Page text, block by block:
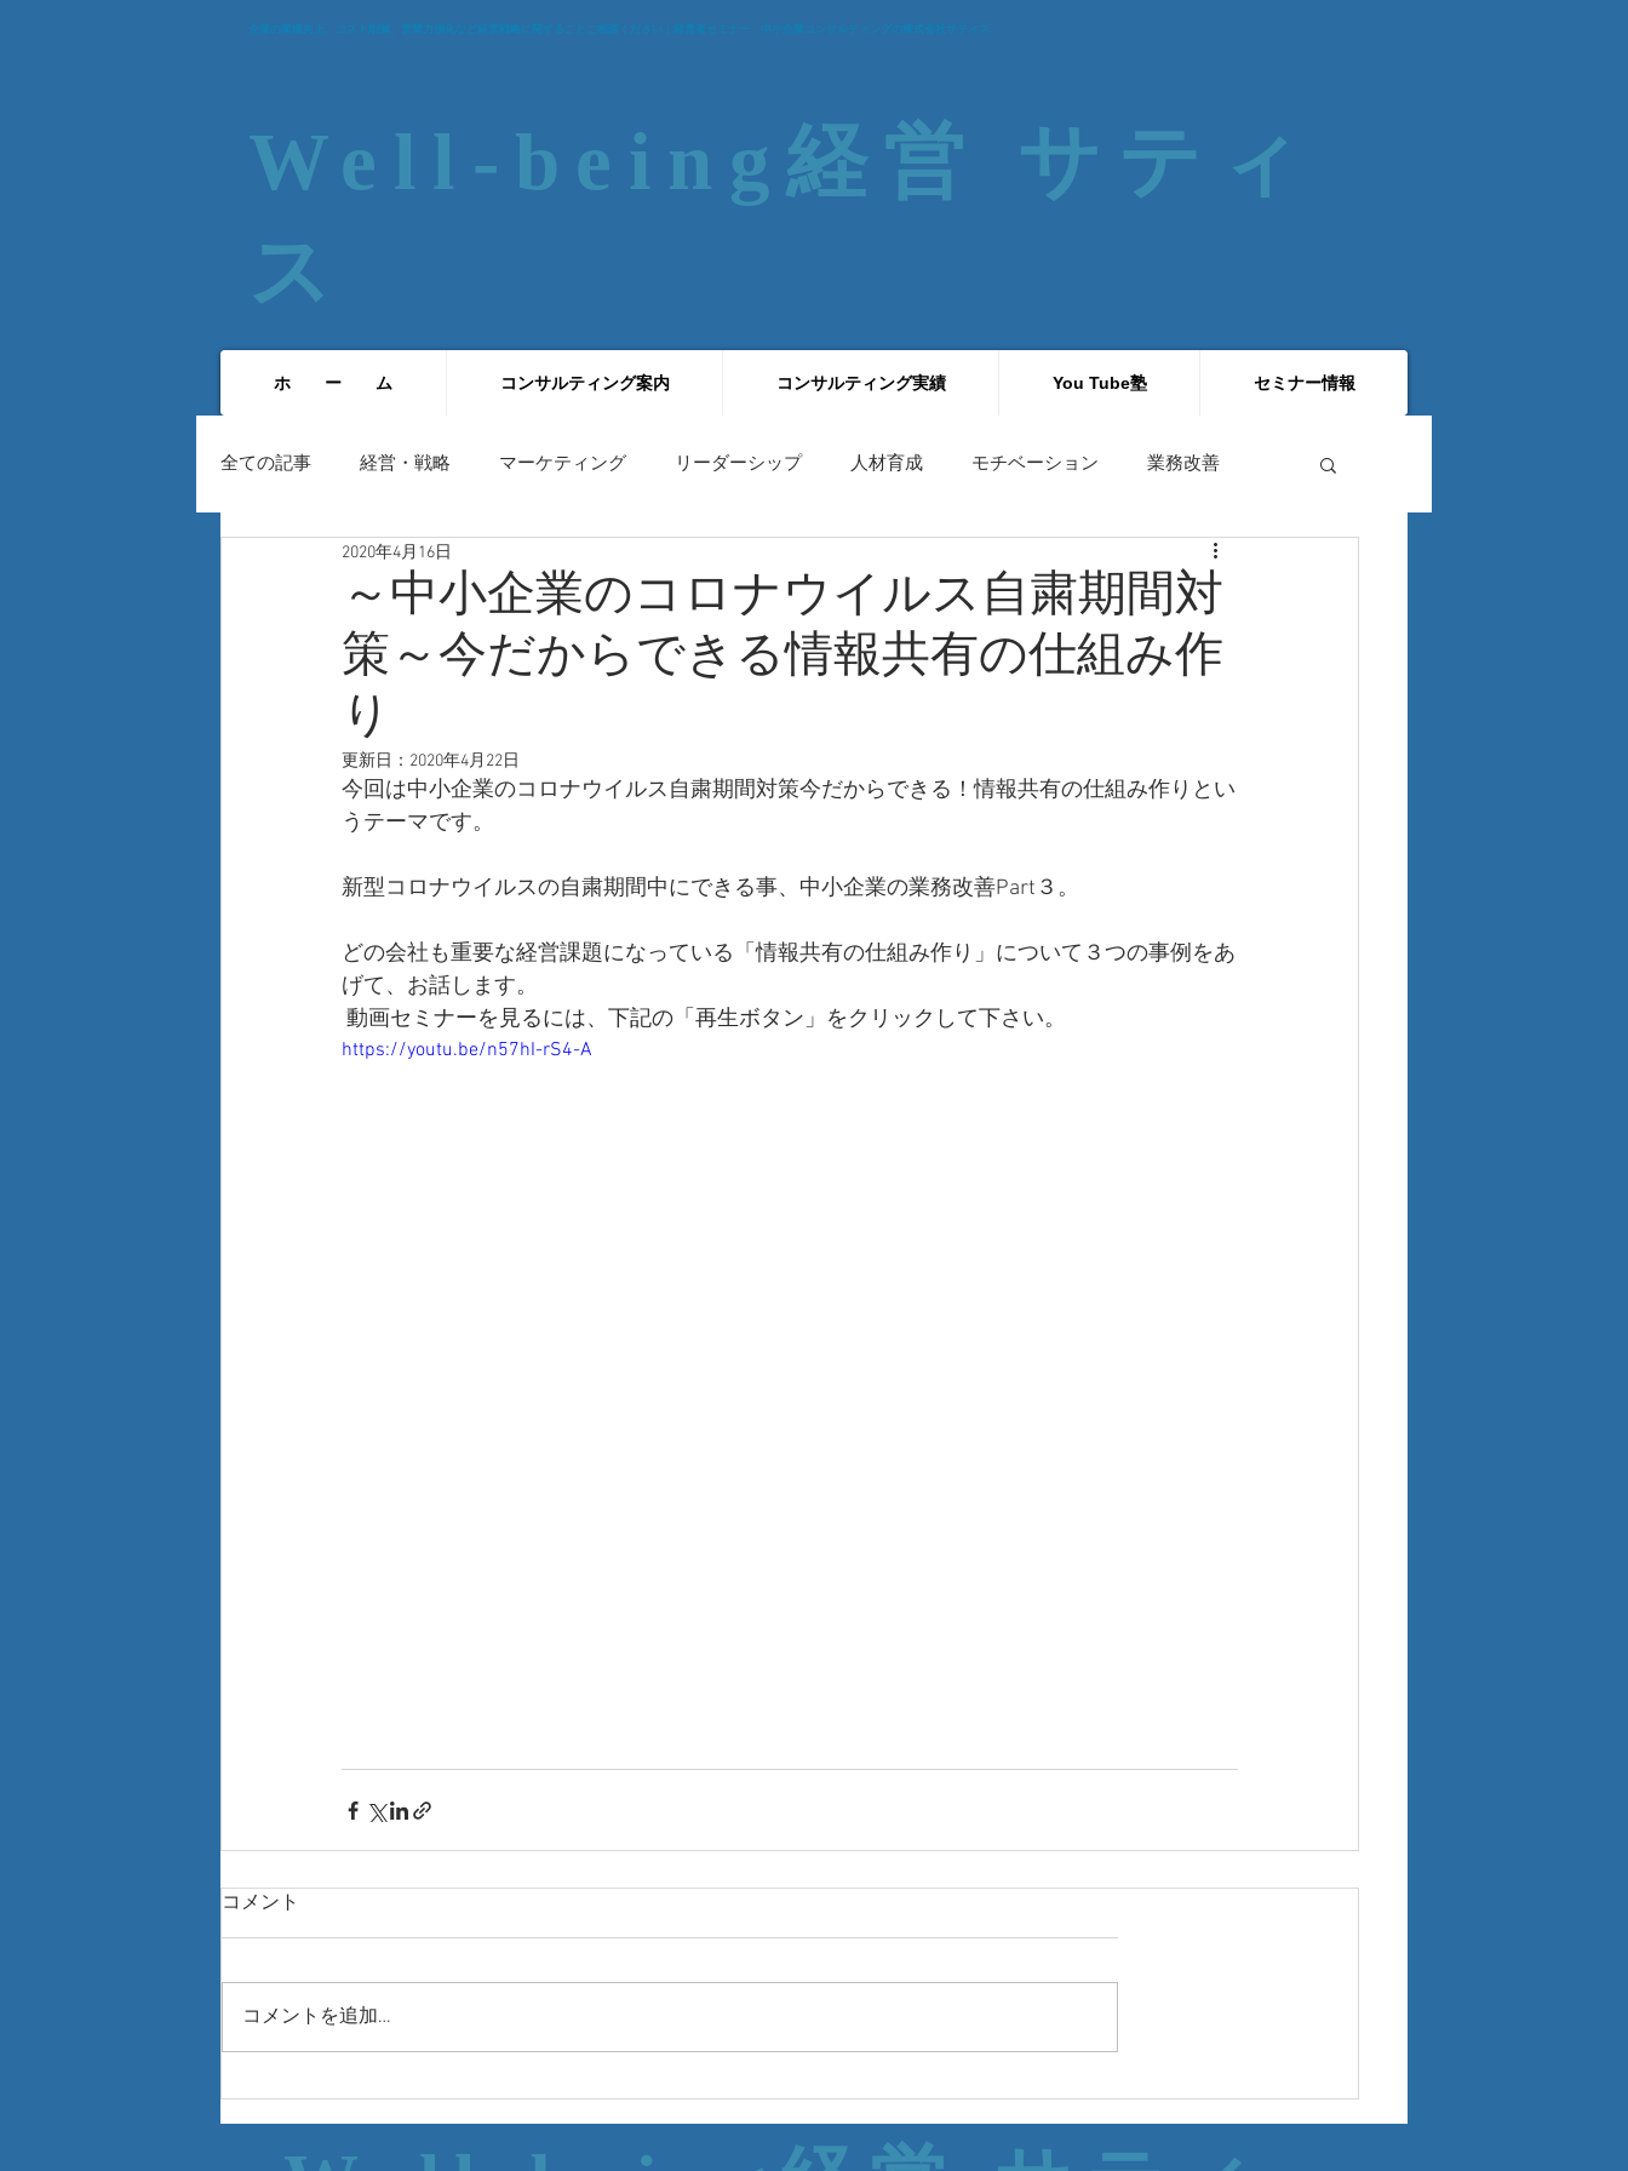
企業の業績向上、コスト削減、営業力強化など経営戦略に関することご相談ください｜経営者セミナー、中小企業コンサルティングの株式会社サティス
Well-being経営 サティ
ス​
ホ ー ム コンサルティング案内 コンサルティング実績 You Tube塾 セミナー情報
全ての記事 経営・戦略 マーケティング リーダーシップ 人材育成 モチベーション 業務改善
自己啓発
～中小企業のコロナウイルス自粛期間対
策～今だからできる情報共有の仕組み作
り
2020年4月16日
更新日： 2020年4月22日
今回は中小企業のコロナウイルス自粛期間対策今だからできる！情報共有の仕組み作りとい
うテーマです。
新型コロナウイルスの自粛期間中にできる事、中小企業の業務改善Part３。
どの会社も重要な経営課題になっている「情報共有の仕組み作り」について３つの事例をあ
げて、お話します。
動画セミナーを見るには、下記の「再生ボタン」をクリックして下さい。
https://youtu.be/n57hI-rS4-A
コメント
コメントを追加…